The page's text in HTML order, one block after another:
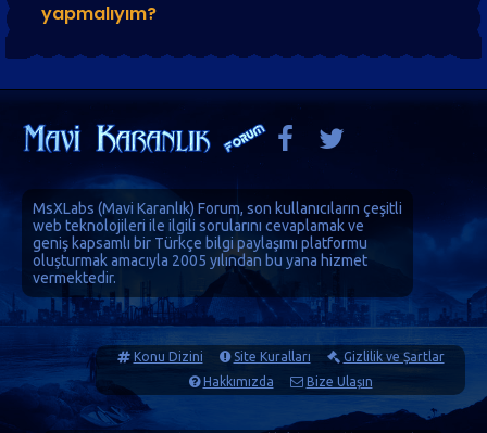
yapmalıyım?
MsXLabs (Mavi Karanlık) Forum, son kullanıcıların çeşitli
web teknolojileri ile ilgili sorularını cevaplamak ve
geniş kapsamlı bir Türkçe bilgi paylaşımı platformu
oluşturmak amacıyla 2005 yılından bu yana hizmet
vermektedir.
Konu Dizini Site Kuralları
Gizlilik ve Şartlar
Hakkımızda
Bize Ulaşın